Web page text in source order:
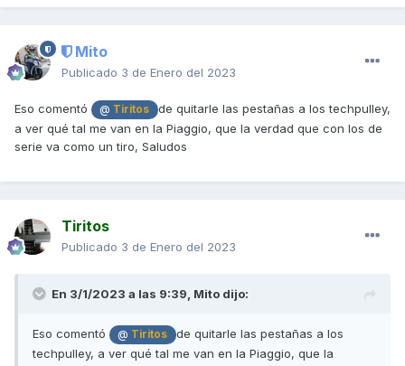
Mito
Publicado 3 de Enero del 2023
Eso comentó @ Tiritos
de quitarle las pestañas a los techpulley,
a ver qué tal me van en la Piaggio, que la verdad que con los de
serie va como un tiro, Saludos
Tiritos
Publicado 3 de Enero del 2023
En 3/1/2023 a las 9:39, Mito dijo:
Eso comentó @ Tiritos
de quitarle las pestañas a los
techpulley, a ver qué tal me van en la Piaggio, que la